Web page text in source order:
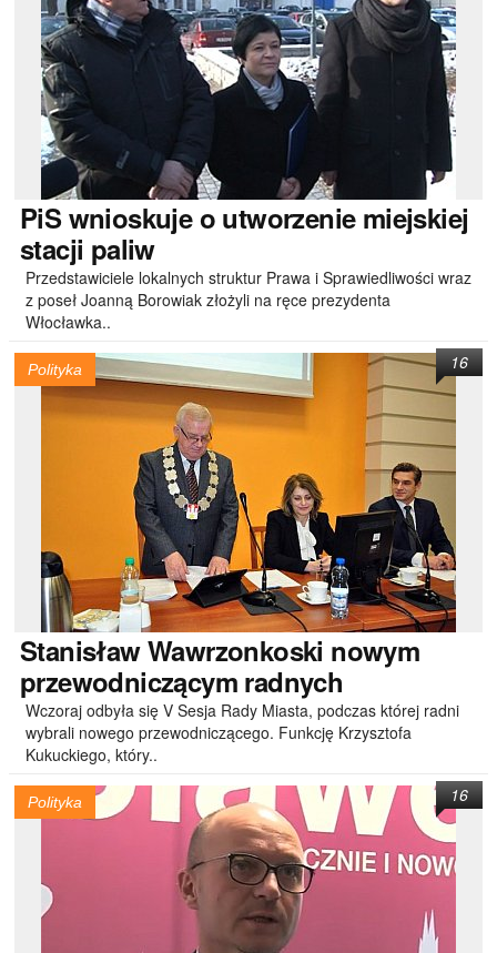
PiSwnioskuje o utworzenie miejskiej
stacji paliw
Przedstawiciele lokalnych struktur Prawa i Sprawiedliwości wraz
z poseł Joanną Borowiak złożyli na ręce prezydenta
Włocławka..
Polityka
StanisławWawrzonkoski nowym
przewodniczącym radnych
Wczoraj odbyła się V Sesja Rady Miasta, podczas której radni
wybrali nowego przewodniczącego. Funkcję Krzysztofa
Kukuckiego, który..
16
Polityka 16